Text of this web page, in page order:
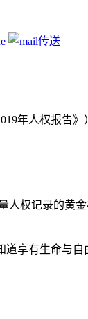
年人权报告
人权记录的黄
享有生命与